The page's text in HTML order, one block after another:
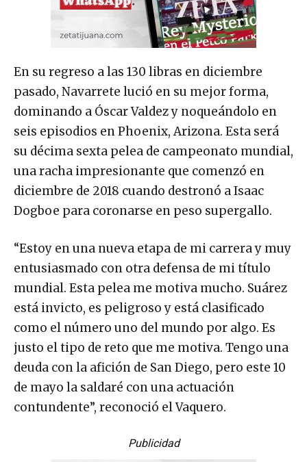
En su regreso a las 130 libras en diciembre
pasado, Navarrete lució en su mejor forma,
dominando a Óscar Valdez y noqueándolo en
seis episodios en Phoenix, Arizona. Esta será
su décima sexta pelea de campeonato mundial,
una racha impresionante que comenzó en
diciembre de 2018 cuando destronó a Isaac
Dogboe para coronarse en peso supergallo.
“Estoy en una nueva etapa de mi carrera y muy
entusiasmado con otra defensa de mi título
mundial. Esta pelea me motiva mucho. Suárez
está invicto, es peligroso y está clasificado
como el número uno del mundo por algo. Es
justo el tipo de reto que me motiva. Tengo una
deuda con la afición de San Diego, pero este 10
de mayo la saldaré con una actuación
contundente”, reconoció el Vaquero.
Publicidad